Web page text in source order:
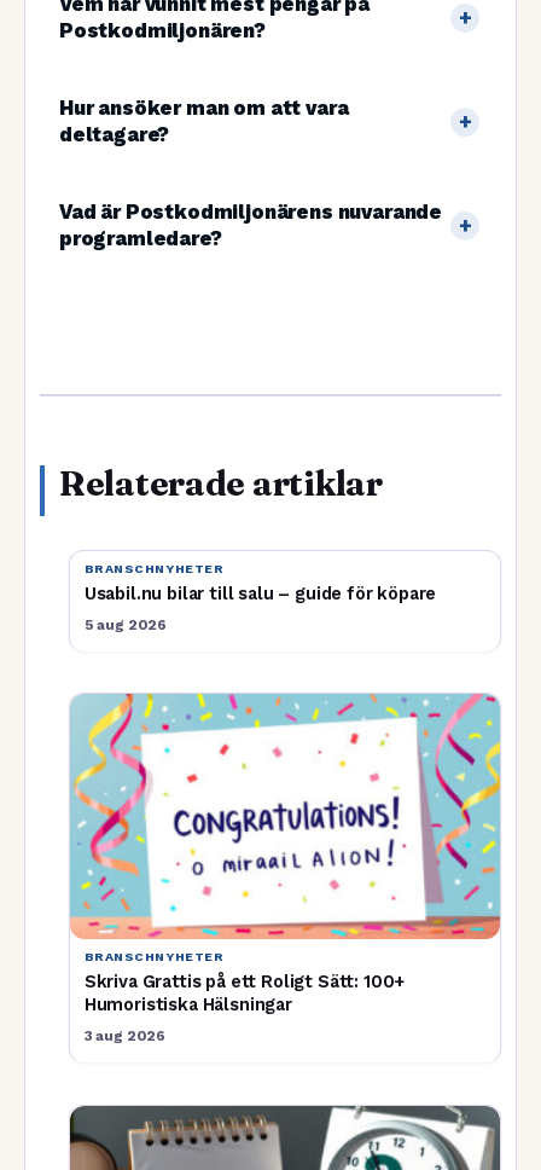
Postkodmiljonären?
Hur ansöker man om att vara
deltagare?
Vad är Postkodmiljonärens nuvarande
programledare?
Relaterade artiklar
BRANSCHNYHETER
Usabil.nu bilar till salu – guide för köpare
5 aug 2026
BRANSCHNYHETER
Skriva Grattis på ett Roligt Sätt: 100+
Humoristiska Hälsningar
3 aug 2026